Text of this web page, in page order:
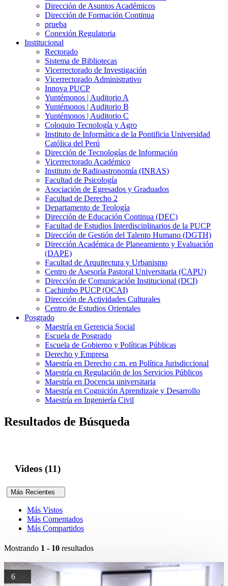
Dirección de Asuntos Académicos
Dirección de Formación Continua
prueba
Conexión Regulatoria
Institucional
Rectorado
Sistema de Bibliotecas
Vicerrectorado de Investigación
Vicerrectorado Administrativo
Innova PUCP
Yuntémonos | Auditorio A
Yuntémonos | Auditorio B
Yuntémonos | Auditorio C
Coloquio Tecnología y Agro
Instituto de Informática de la Pontificia Universidad
Católica del Perú
Dirección de Tecnologías de Información
Vicerrectorado Académico
Instituto de Radioastronomía (INRAS)
Facultad de Psicología
Asociación de Egresados y Graduados
Facultad de Derecho 2
Departamento de Teología
Dirección de Educación Continua (DEC)
Facultad de Estudios Interdisciplinarios de la PUCP
Dirección de Gestión del Talento Humano (DGTH)
Dirección Académica de Planeamiento y Evaluación
(DAPE)
Facultad de Arquitectura y Urbanismo
Centro de Asesoría Pastoral Universitaria (CAPU)
Dirección de Comunicación Institucional (DCI)
Cachimbo PUCP (OCAI)
Dirección de Actividades Culturales
Centro de Estudios Orientales
Posgrado
Maestría en Gerencia Social
Escuela de Posgrado
Escuela de Gobierno y Políticas Públicas
Derecho y Empresa
Maestría en Derecho c.m. en Política Jurisdiccional
Maestría en Regulación de los Servicios Públicos
Maestría en Docencia universitaria
Maestría en Cognición Aprendizaje y Desarrollo
Maestría en Ingeniería Civil
Resultados de Búsqueda
Videos (11)
Más Recientes
Más Vistos
Más Comentados
Más Compartidos
Mostrando 1 - 10 resultados
6